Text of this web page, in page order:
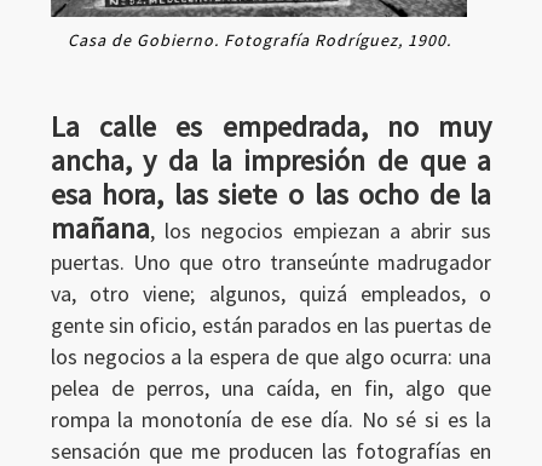
Casa de Gobierno. Fotografía Rodríguez, 1900.
La calle es empedrada, no muy
ancha, y da la impresión de que a
esa hora, las siete o las ocho de la
mañana, los negocios empiezan a abrir sus
puertas. Uno que otro transeúnte madrugador
va, otro viene; algunos, quizá empleados, o
gente sin oficio, están parados en las puertas de
los negocios a la espera de que algo ocurra: una
pelea de perros, una caída, en fin, algo que
rompa la monotonía de ese día. No sé si es la
sensación que me producen las fotografías en